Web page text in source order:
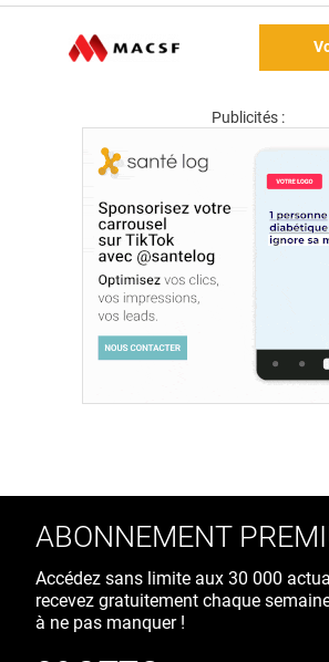
Publicités :
ABONNEMENT
Accédez sans limite aux 30 000
recevez gratuitement chaque
à ne pas manquer !